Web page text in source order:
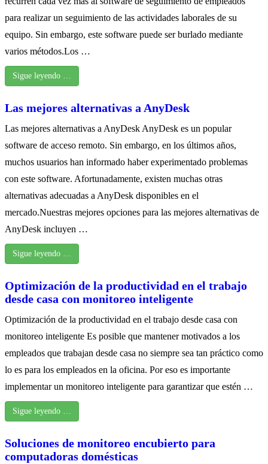
para realizar un seguimiento de las actividades laborales de su
equipo. Sin embargo, este software puede ser burlado mediante
varios métodos.Los …
Sigue leyendo …
Las mejores alternativas a AnyDesk
Las mejores alternativas a AnyDesk AnyDesk es un popular
software de acceso remoto. Sin embargo, en los últimos años,
muchos usuarios han informado haber experimentado problemas
con este software. Afortunadamente, existen muchas otras
alternativas adecuadas a AnyDesk disponibles en el
mercado.Nuestras mejores opciones para las mejores alternativas de
AnyDesk incluyen …
Sigue leyendo …
Optimización de la productividad en el trabajo
desde casa con monitoreo inteligente
Optimización de la productividad en el trabajo desde casa con
monitoreo inteligente Es posible que mantener motivados a los
empleados que trabajan desde casa no siempre sea tan práctico como
lo es para los empleados en la oficina. Por eso es importante
implementar un monitoreo inteligente para garantizar que estén …
Sigue leyendo …
Soluciones de monitoreo encubierto para
computadoras domésticas